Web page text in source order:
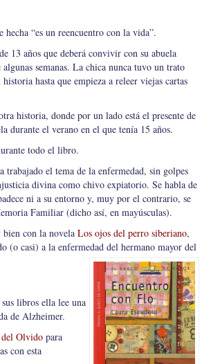
“es un reencuentro con la vida”.
13 años que deberá convivir con su abuela
semanas. La chica nunca tuvo un trato
hasta que empieza a releer viejas cartas
historia, donde por un lado está el presente de
durante el verano en el que tenía 15 años.
todo el libro.
el tema de la enfermedad, sin golpes
divina como chivo expiatorio. Se habla de
ni a su entorno y, muy por el contrario, se
Familiar (dicho así, en mayúsculas).
bien con la novela Los ojos del perro siberiano,
(o casi) a la enfermedad del hermano mayor del
libros ella lee una
de Alzheimer.
del Olvido para
con esta